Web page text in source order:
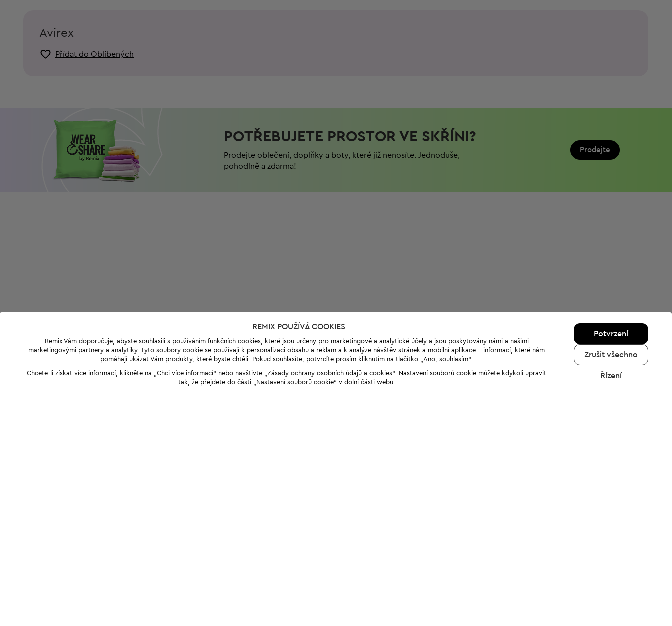
Avirex
Přídat do Oblíbených
POTŘEBUJETE PROSTOR VE SKŘÍNI?
Prodejte oblečení, doplňky a boty, které již nenosíte. Jednoduše,
pohodlně a zdarma!
Prodejte
REMIX POUŽÍVÁ COOKIES
Remix Vám doporučuje, abyste souhlasili s používáním funkčních cookies, které jsou určeny pro marketingové a analytické účely a jsou poskytovány námi a našimi
marketingovými partnery a analytiky. Tyto soubory cookie se používají k personalizaci obsahu a reklam a k analýze návštěv stránek a mobilní aplikace - informací, které nám
pomáhají ukázat Vám produkty, které byste chtěli. Pokud souhlasíte, potvrďte prosím kliknutím na tlačítko „Ano, souhlasím“.
Chcete-li získat více informací, klikněte na „Chci více informací“ nebo navštivte „Zásady ochrany osobních údajů a cookies“. Nastavení souborů cookie můžete kdykoli upravit
tak, že přejdete do části „Nastavení souborů cookie“ v dolní části webu.
Potvrzení
Zrušit všechno
Řízení